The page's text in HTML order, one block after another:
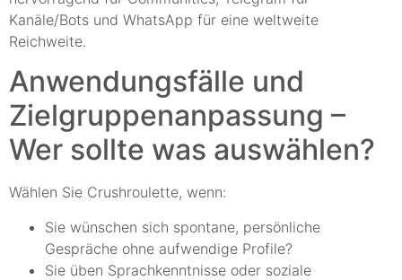
Kanäle/Bots und WhatsApp für eine weltweite
Reichweite.
Anwendungsfälle und
Zielgruppenanpassung –
Wer sollte was auswählen?
Wählen Sie Crushroulette, wenn:
Sie wünschen sich spontane, persönliche
Gespräche ohne aufwendige Profile?
Sie üben Sprachkenntnisse oder soziale